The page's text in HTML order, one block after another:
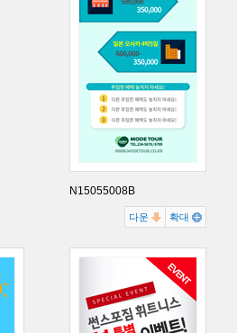
N15055008B
다운 확대